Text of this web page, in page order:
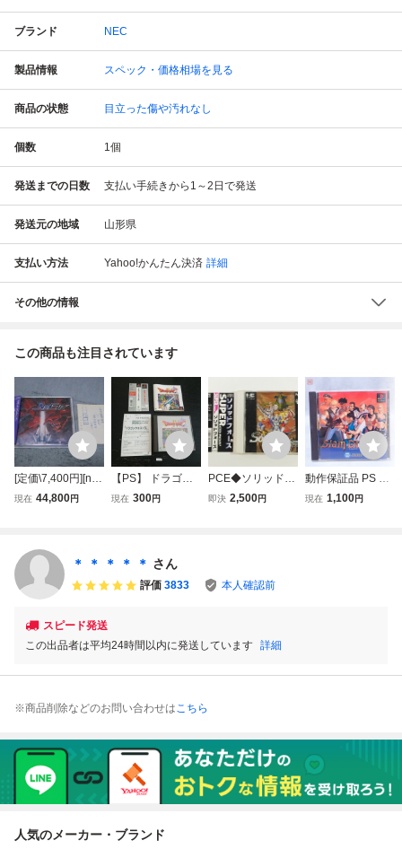
ブランド NEC
製品情報 スペック・価格相場を見る
商品の状態 目立った傷や汚れなし
個数 1個
発送までの日数 支払い手続きから1～2日で発送
発送元の地域 山形県
支払い方法 Yahoo!かんたん決済 詳細
その他の情報
この商品も注目されています
[定価\7,400円][nax
at/KANEKO][PCE-
現在 44,800円
【PS】 ドラゴン
クエストIV 導かれ
ン 帯 ハガキ
現在 300円
PCE◆ソリッドフ
ォース◆帯ハガキ
即決 2,500円
動作保証品 PS プ
レステ スラムドラ
現在 1,100円
＊ ＊ ＊ ＊ ＊ さん
評価 3833 本人確認前
スピード発送
この出品者は平均24時間以内に発送しています 詳細
※商品削除などのお問い合わせはこちら
人気のメーカー・ブランド